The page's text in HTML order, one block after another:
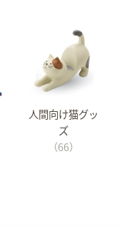
人間向け猫グッ
ズ
（66）